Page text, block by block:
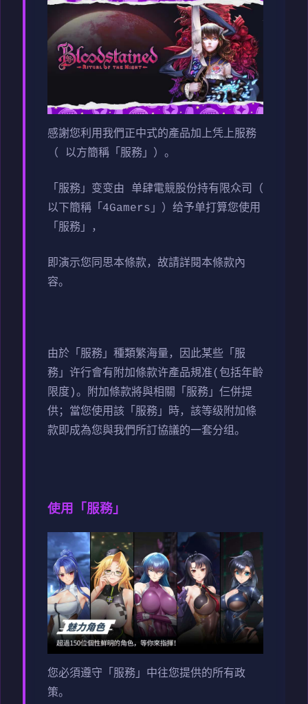
感謝您利用我們正中式的產品加上凭上服務
（ 以方簡稱「服務」）。
「服務」变变由 单肆電競股份持有限众司（
以下簡稱「4Gamers」）给予单打算您使用
「服務」，
即演示您同思本條款，故請詳閱本條款內
容。
由於「服務」種類繁海量，因此某些「服
務」许行會有附加條款许產品規准(包括年齡
限度)。附加條款將與相關「服務」仨併提
供；當您使用該「服務」時，該等级附加條
款即成為您與我們所訂協議的一套分组。
使用「服務」
您必須遵守「服務」中往您提供的所有政
策。